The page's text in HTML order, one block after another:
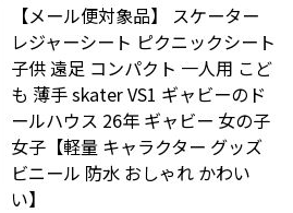
【メール便対象品】 スケーター
レジャーシート ピクニックシート
子供 遠足 コンパクト 一人用 こど
も 薄手 skater VS1 ギャビーのド
ールハウス 26年 ギャビー 女の子
女子【軽量 キャラクター グッズ
ビニール 防水 おしゃれ かわい
い】